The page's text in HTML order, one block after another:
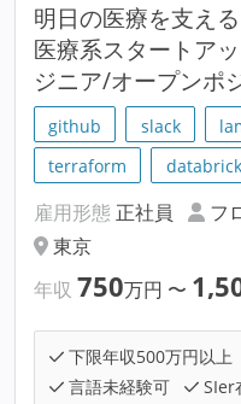
明⽇の医療を支え
医療系スタートア
ジニア/オープンポ
github slack
terraform
雇用形態 正社員
フ
東京
年収 750万円 〜
下限年収500万円以上
言語未経験可
SIer